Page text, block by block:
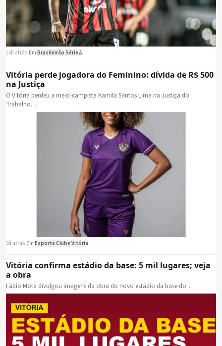
14h atrás Em Brasileirão Série A
Vitória perde jogadora do Feminino: dívida de R$ 500
na Justiça
O Vitória perdeu a meio-campista Kamila Santos Lima na Justiça do
Trabalho…
1d atrás Em Esporte Clube Vitória
Vitória confirma estádio da base: 5 mil lugares; veja
a obra
Fábio Mota divulgou imagens da obra do novo estádio da base do…